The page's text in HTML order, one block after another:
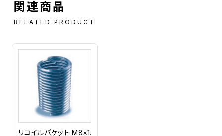
関連商品
RELATED PRODUCT
リコイルパケット M8×1.